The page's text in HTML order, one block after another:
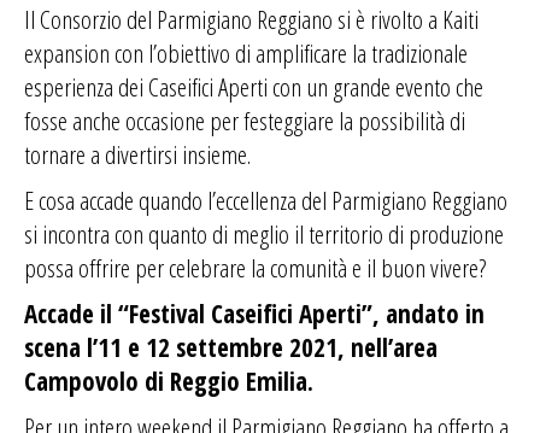
Il Consorzio del Parmigiano Reggiano si è rivolto a Kaiti
expansion con l’obiettivo di amplificare la tradizionale
esperienza dei Caseifici Aperti con un grande evento che
fosse anche occasione per festeggiare la possibilità di
tornare a divertirsi insieme.
E cosa accade quando l’eccellenza del Parmigiano Reggiano
si incontra con quanto di meglio il territorio di produzione
possa offrire per celebrare la comunità e il buon vivere?
Accade il “Festival Caseifici Aperti”, andato in
scena l’11 e 12 settembre 2021, nell’area
Campovolo di Reggio Emilia.